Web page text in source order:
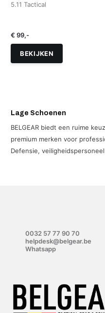
5.11 Tactical
€ 99,-
BEKIJKEN
Lage Schoenen
BELGEAR biedt een ruime
premium merken voor
Defensie,
0032 57 77 90 70
helpdesk@belgear.be
Whatsapp